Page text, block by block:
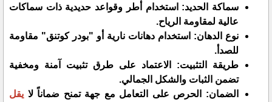
​سماكة الحديد: استخدام أطر وقواعد حديدية ذات سماكات
عالية لمقاومة الرياح.
​نوع الدهان: استخدام دهانات نارية أو "بودر كوتنق" مقاومة
للصدأ.
​طريقة التثبيت: الاعتماد على طرق تثبيت آمنة ومخفية
تضمن الثبات والشكل الجمالي.
​الضمان: الحرص على التعامل مع جهة تمنح ضماناً لا يقل